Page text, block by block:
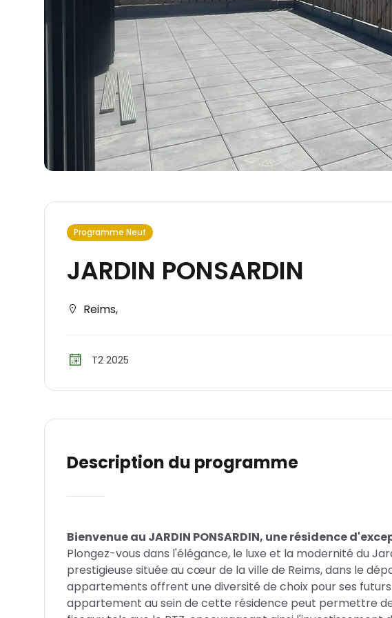
Programme Neuf
JARDIN PONSARDIN
Reims,
T2 2025
Description du programme
Bienvenue au JARDIN PONSARDIN, une résidence
Plongez-vous dans l'élégance, le luxe et la modernité du
prestigieuse située au cœur de la ville de Reims, dans le
appartements offrent une diversité de choix pour ses
appartement au sein de cette résidence peut permettre